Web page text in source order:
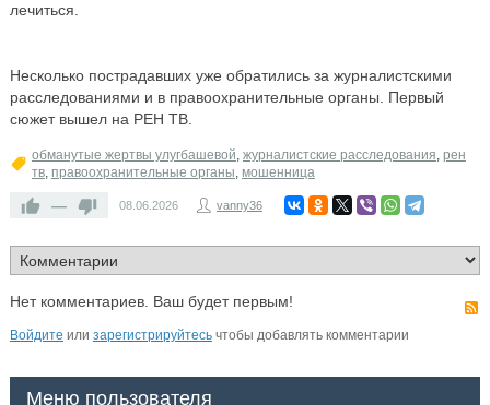
лечиться.
Несколько пострадавших уже обратились за журналистскими
расследованиями и в правоохранительные органы. Первый
сюжет вышел на РЕН ТВ.
обманутые жертвы улугбашевой, журналистские расследования, рен
тв, правоохранительные органы, мошенница
— 08.06.2026 vanny36
Нет комментариев. Ваш будет первым!
Войдите или зарегистрируйтесьчтобы добавлять комментарии
Меню пользователя